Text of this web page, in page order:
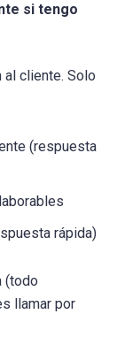
si tengo
cliente. Solo
(respuesta
rápida)
(todo
llamar por